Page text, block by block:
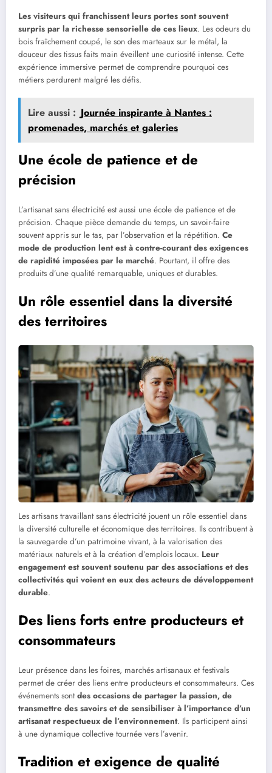
Les visiteurs qui franchissent leurs portes sont souvent
surpris par la richesse sensorielle de ces lieux. Les odeurs du
bois fraîchement coupé, le son des marteaux sur le métal, la
douceur des tissus faits main éveillent une curiosité intense. Cette
expérience immersive permet de comprendre pourquoi ces
métiers perdurent malgré les défis.
Lire aussi : Journée inspirante à Nantes :
promenades, marchés et galeries
Une école de patience et de
précision
L’artisanat sans électricité est aussi une école de patience et de
précision. Chaque pièce demande du temps, un savoir-faire
souvent appris sur le tas, par l’observation et la répétition. Ce
mode de production lent est à contre-courant des exigences
de rapidité imposées par le marché. Pourtant, il offre des
produits d’une qualité remarquable, uniques et durables.
Un rôle essentiel dans la diversité
des territoires
Les artisans travaillant sans électricité jouent un rôle essentiel dans
la diversité culturelle et économique des territoires. Ils contribuent à
la sauvegarde d’un patrimoine vivant, à la valorisation des
matériaux naturels et à la création d’emplois locaux. Leur
engagement est souvent soutenu par des associations et des
collectivités qui voient en eux des acteurs de développement
durable.
Des liens forts entre producteurs et
consommateurs
Leur présence dans les foires, marchés artisanaux et festivals
permet de créer des liens entre producteurs et consommateurs. Ces
événements sontdes occasions de partager la passion, de
transmettre des savoirs et de sensibiliser à l’importance d’un
artisanat respectueux de l’environnement. Ils participent ainsi
à une dynamique collective tournée vers l’avenir.
Tradition et exigence de qualité